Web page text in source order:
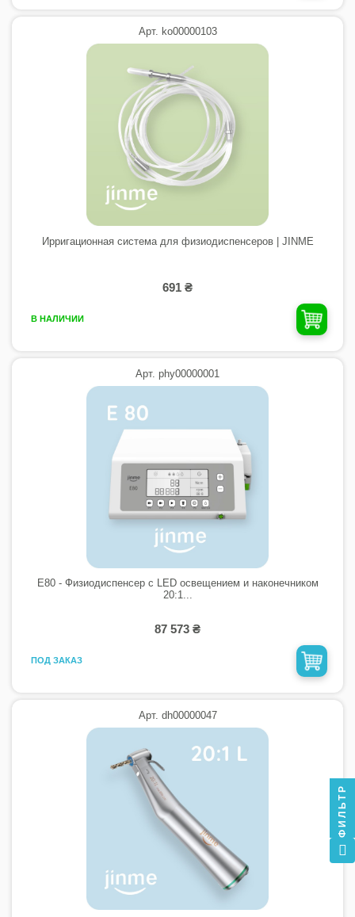
Арт. ko00000103
Ирригационная система для физиодиспенсеров | JINME
691 ₴
В НАЛИЧИИ
Арт. phy00000001
E80 - Физиодиспенсер с LED освещением и наконечником
20:1...
87 573 ₴
ПОД ЗАКАЗ
Арт. dh00000047
ФИЛЬТР